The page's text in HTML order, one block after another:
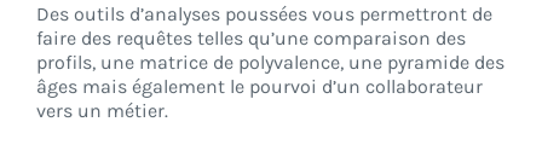
Des outils d’analyses poussées vous permettront de
faire des requêtes telles qu’une comparaison des
profils, une matrice de polyvalence, une pyramide des
âges mais également le pourvoi d’un collaborateur
vers un métier.